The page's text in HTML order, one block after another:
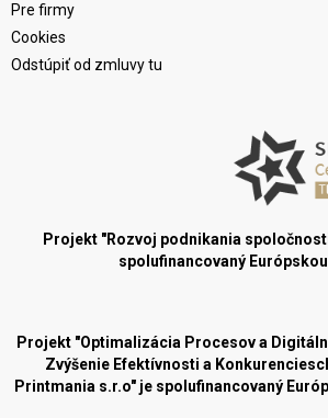
Pre firmy
Cookies
Odstúpiť od zmluvy tu
Projekt "Rozvoj podnikania
spolufinancovaný
Projekt "Optimalizácia Procesov a
Zvýšenie Efektívnosti a
Printmania s.r.o" je spolufinancovaný